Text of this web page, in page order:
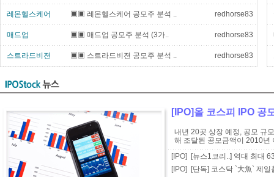
레몬헬스케어 ▣▣ 레몬헬스케어 공모주 분석 .. redhorse83
매드업 ▣▣ 매드업 공모주 분석 (3가.. redhorse83
스트라드비젼 ▣▣ 스트라드비젼 공모주 분석 .. redhorse83
[IPO]올 코스피 IPO 공
내년 20곳 상장 예정, 공모 규
해 조달된 공모금액이 2010년
[IPO]
[뉴스1코리..] 역대 최대
[IPO]
[단독] 코스닥 `大魚` 제일